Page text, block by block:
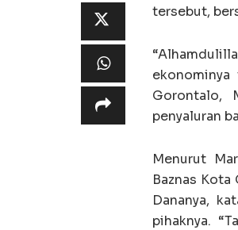
tersebut,
Gorontalo,
penyaluran
Menurut
Baznas
Dananya,
pihaknya.